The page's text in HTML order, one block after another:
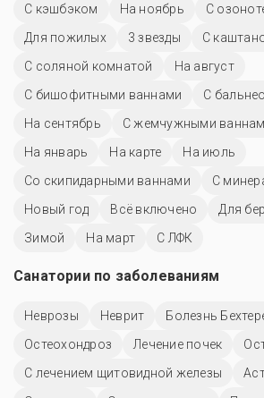
С кэшбэком
На ноябрь
С
Для пожилых
3 звезды
С
С соляной комнатой
На август
С бишофитными ваннами
С
На сентябрь
С жемчужными
На январь
На карте
На июль
Со скипидарными ваннами
С
Новый год
Всё включено
Для
Зимой
На март С ЛФК
Санатории по заболеваниям
Неврозы Неврит
Болезнь
Остеохондроз
Лечение почек
С лечением щитовидной железы